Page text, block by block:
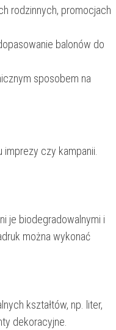
rodzinnych, promocjach
balonów do
sposobem na
czy kampanii.
je biodegradowalnymi i
można wykonać
kształtów, np. liter,
dekoracyjne.